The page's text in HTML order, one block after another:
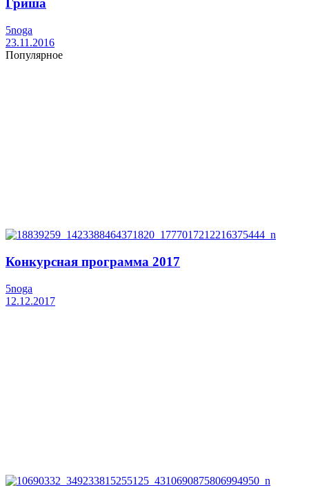
Гриша
5noga
23.11.2016
Популярное
Конкурсная программа 2017
5noga
12.12.2017